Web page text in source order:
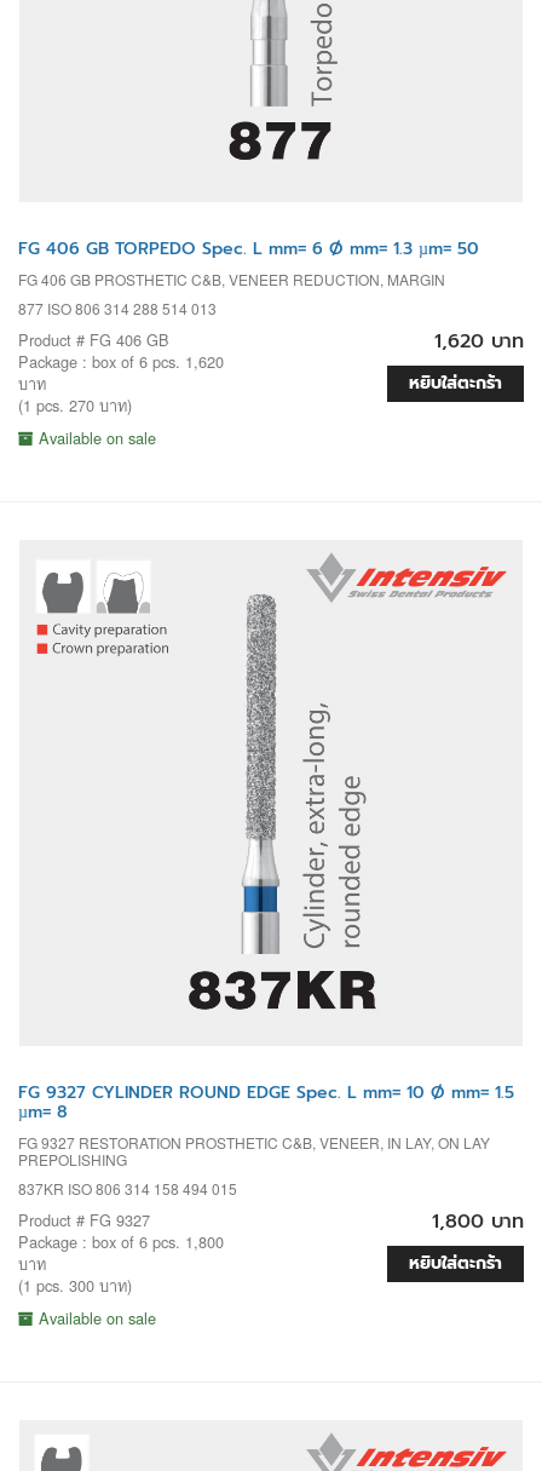
FG 406 GB TORPEDO Spec. L mm= 6 Ø mm= 1.3 µm= 50
FG 406 GB PROSTHETIC C&B, VENEER REDUCTION, MARGIN
877 ISO 806 314 288 514 013
Product # FG 406 GB
Package : box of 6 pcs. 1,620
บาท
(1 pcs. 270 บาท)
Available on sale
1,620 บาท
หยิบใส่ตะกร้า
FG 9327 CYLINDER ROUND EDGE Spec. L mm= 10 Ø mm= 1.5
µm= 8
FG 9327 RESTORATION PROSTHETIC C&B, VENEER, IN LAY, ON LAY
PREPOLISHING
837KR ISO 806 314 158 494 015
Product # FG 9327
Package : box of 6 pcs. 1,800
บาท
(1 pcs. 300 บาท)
Available on sale
1,800 บาท
หยิบใส่ตะกร้า